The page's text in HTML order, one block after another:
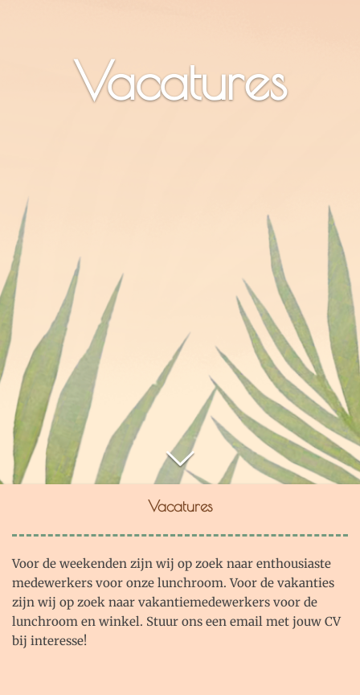
Vacatures
Vacatures
Voor de weekenden zijn wij op zoek naar enthousiaste
medewerkers voor onze lunchroom. Voor de vakanties
zijn wij op zoek naar vakantiemedewerkers voor de
lunchroom en winkel. Stuur ons een email met jouw CV
bij interesse!